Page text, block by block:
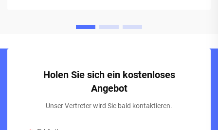
Holen Sie sich ein kostenloses
Angebot
Unser Vertreter wird Sie bald kontaktieren.